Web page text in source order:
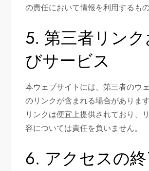
の責任において情報を利用するもの
5. 第三者リンク
びサービス
本ウェブサイトには、第三者のウ
のリンクが含まれる場合がありま
リンクは便宜上提供されており、
容については責任を負いません。
6. アクセスの終